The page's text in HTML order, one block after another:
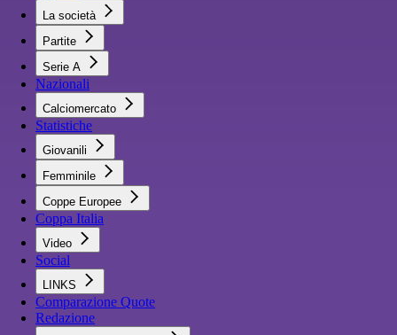
La società
Partite
Serie A
Nazionali
Calciomercato
Statistiche
Giovanili
Femminile
Coppe Europee
Coppa Italia
Video
Social
LINKS
Comparazione Quote
Redazione